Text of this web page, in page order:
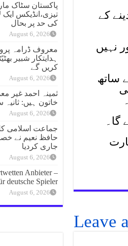
کے
نہیں
ساتھ
Leave
پاکستان سٹاک
کی حد پر بحال
August 6, 2026
معروف ڈرامہ
ہدایتکار شبیر
کریں گے
August 6, 2026
ثمینہ احمد غیر
خاتون ہیں: ثانیہ
August 6, 2026
حافظ نعیم نے
جاری کردیا
August 6, 2026
Anbieter –
deutsche Spieler
August 6, 2026